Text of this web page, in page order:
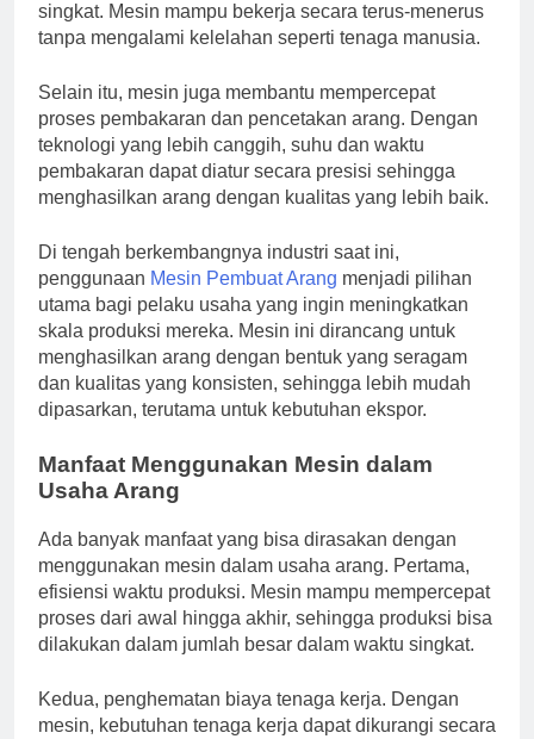
singkat. Mesin mampu bekerja secara terus-menerus
tanpa mengalami kelelahan seperti tenaga manusia.
Selain itu, mesin juga membantu mempercepat
proses pembakaran dan pencetakan arang. Dengan
teknologi yang lebih canggih, suhu dan waktu
pembakaran dapat diatur secara presisi sehingga
menghasilkan arang dengan kualitas yang lebih baik.
Di tengah berkembangnya industri saat ini,
penggunaan Mesin Pembuat Arang menjadi pilihan
utama bagi pelaku usaha yang ingin meningkatkan
skala produksi mereka. Mesin ini dirancang untuk
menghasilkan arang dengan bentuk yang seragam
dan kualitas yang konsisten, sehingga lebih mudah
dipasarkan, terutama untuk kebutuhan ekspor.
Manfaat Menggunakan Mesin dalam
Usaha Arang
Ada banyak manfaat yang bisa dirasakan dengan
menggunakan mesin dalam usaha arang. Pertama,
efisiensi waktu produksi. Mesin mampu mempercepat
proses dari awal hingga akhir, sehingga produksi bisa
dilakukan dalam jumlah besar dalam waktu singkat.
Kedua, penghematan biaya tenaga kerja. Dengan
mesin, kebutuhan tenaga kerja dapat dikurangi secara